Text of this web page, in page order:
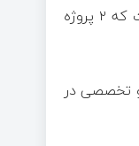
وزارت اقتصاد، در راستای تحقق و اجرایی کردن برنامه‌ها و سیاست‌های ابن وزارتخانه، ۶ پروژه طراحی کرده است که ۲ پروژه
و تخصصی در